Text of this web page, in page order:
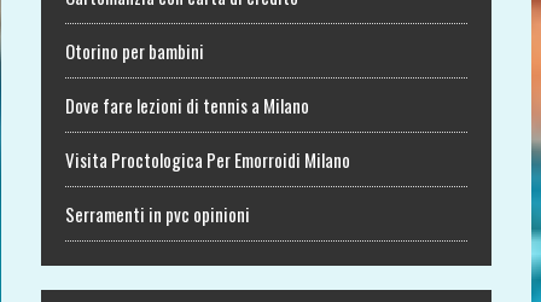
Otorino per bambini
Dove fare lezioni di tennis a Milano
Visita Proctologica Per Emorroidi Milano
Serramenti in pvc opinioni